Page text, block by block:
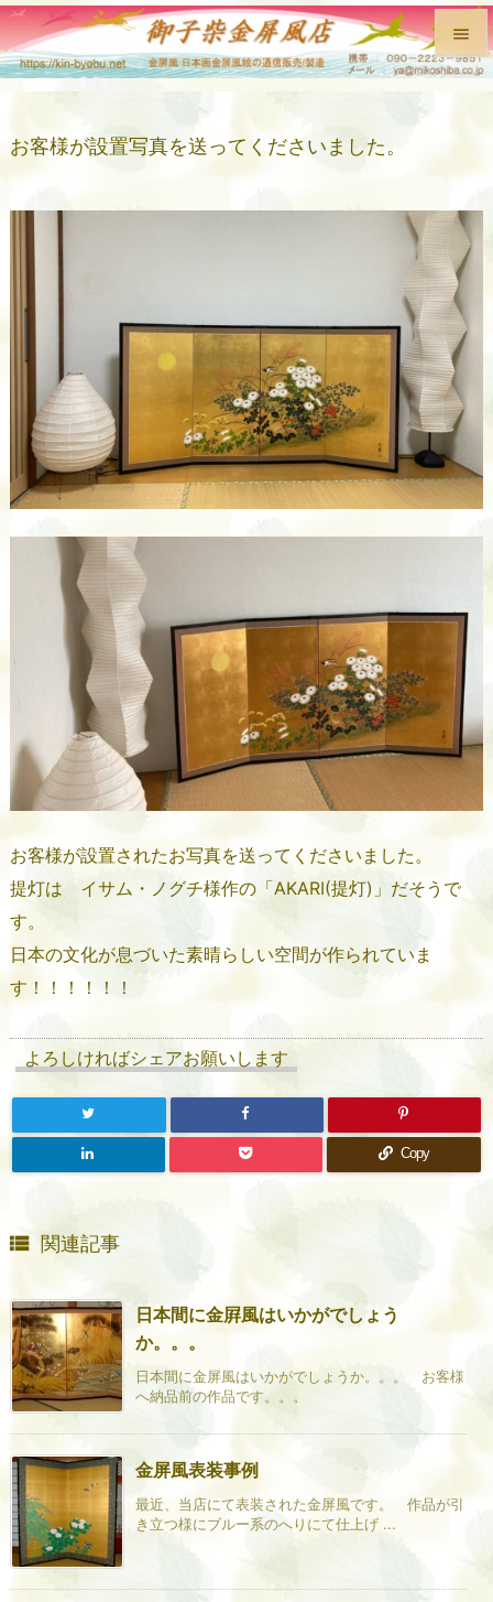


次へ

検索
お客様が設置写真を送ってくださいました。
お客様が設置されたお写真を送ってくださいました。
提灯は イサム・ノグチ様作の「AKARI(提灯)」だそうで
す。
日本の文化が息づいた素晴らしい空間が作られていま
す！！！！！！
よろしければシェアお願いします
Copy
 関連記事
日本間に金屛風はいかがでしょう
か。。。
日本間に金屏風はいかがでしょうか。。。 お客様
へ納品前の作品です。。。
金屏風表装事例
最近、当店にて表装された金屏風です。 作品が引
き立つ様にブルー系のへりにて仕上げ ...